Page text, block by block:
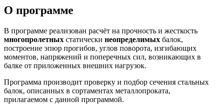
О программе
В программе реализован расчёт на прочность и жесткость
многопролетных статически неопределимых балок,
построение эпюр прогибов, углов поворота, изгибающих
моментов, напряжений и поперечных сил, возникающих в
балке от приложенных внешних нагрузок.
Программа производит проверку и подбор сечения стальных
балок, описанных в сортаментах металлопроката,
прилагаемом с данной программой.